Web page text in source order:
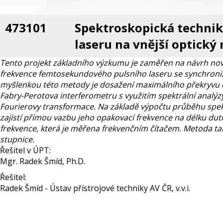
473101
Spektroskopická
laseru na vnější optický
Tento projekt základního výzkumu je zaměřen na návrh
frekvence femtosekundového pulsního laseru se
myšlenkou této metody je dosažení maximálního
Fabry-Perotova interferometru s využitím spektrální
Fourierovy transformace. Na základě výpočtu průběhu
zajistí přímou vazbu jeho opakovací frekvence na délku
frekvence, která je měřena frekvenčním čítačem. Metoda
stupnice.
Řešitel v ÚPT:
Mgr. Radek Šmíd, Ph.D.
Řešitel:
Radek Šmíd - Ústav přístrojové techniky AV ČR, v.v.i.